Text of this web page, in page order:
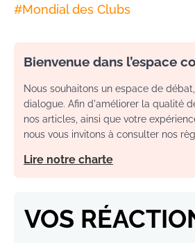
#Mondial des Clubs
Bienvenue dans l’espace
Nous souhaitons un espace de
dialogue. Afin d'améliorer la qualité
nos articles, ainsi que votre
nous vous invitons à consulter nos
Lire notre charte
VOS